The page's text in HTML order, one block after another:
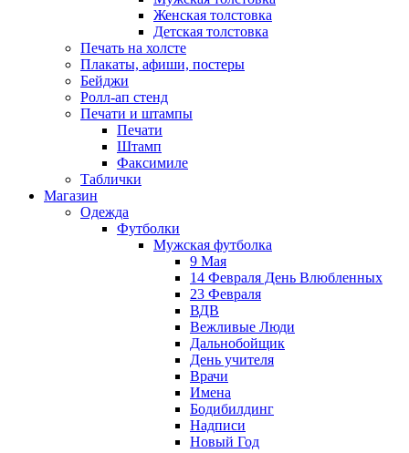
Женская толстовка
Детская толстовка
Печать на холсте
Плакаты, афиши, постеры
Бейджи
Ролл-ап стенд
Печати и штампы
Печати
Штамп
Факсимиле
Таблички
Магазин
Одежда
Футболки
Мужская футболка
9 Мая
14 Февраля День Влюбленных
23 Февраля
ВДВ
Вежливые Люди
Дальнобойщик
День учителя
Врачи
Имена
Бодибилдинг
Надписи
Новый Год